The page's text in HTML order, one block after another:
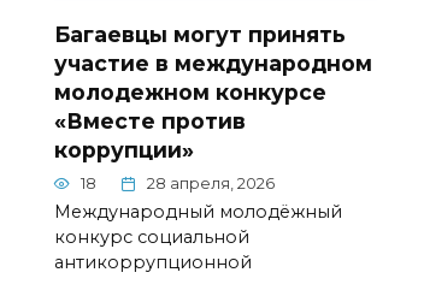
Багаевцы могут принять
участие в международном
молодежном конкурсе
«Вместе против
коррупции»
18 28 апреля, 2026
Международный молодёжный
конкурс социальной
антикоррупционной